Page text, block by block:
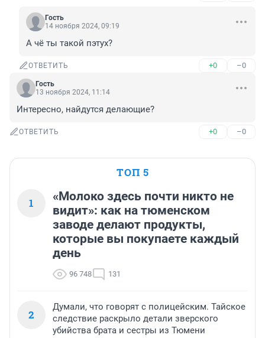
Гость
14 ноября 2024, 09:19
А чё ты такой пэтух?
ОТВЕТИТЬ +0 –0
Гость
13 ноября 2024, 11:14
Интересно, найдутся делающие?
ОТВЕТИТЬ +0 –0
ТОП 5
1
«Молоко здесь почти никто не
видит»: как на тюменском
заводе делают продукты,
которые вы покупаете каждый
день
96 748 131
2
Думали, что говорят с полицейским. Тайское
следствие раскрыло детали зверского
убийства брата и сестры из Тюмени